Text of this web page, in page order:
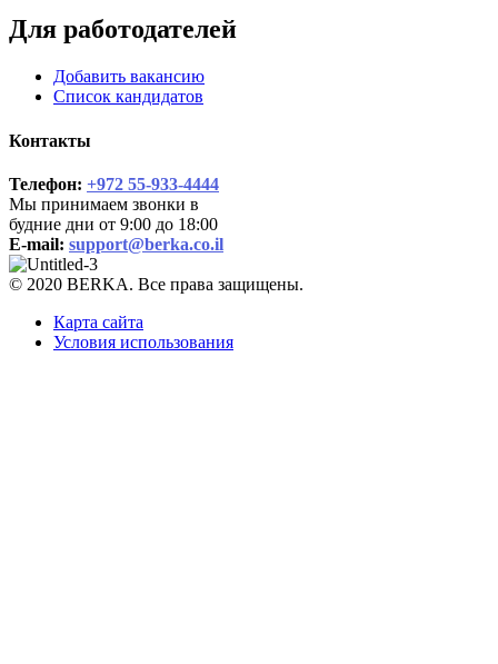
Для работодателей
Добавить вакансию
Список кандидатов
Контакты
Телефон: +972 55-933-4444
Мы принимаем звонки в
будние дни от 9:00 до 18:00
E-mail: support@berka.co.il
© 2020 BERKA. Все права защищены.
Карта сайта
Условия использования